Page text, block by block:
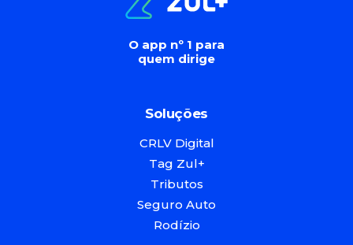
O app nº 1 para
quem dirige
Soluções
CRLV Digital
Tag Zul+
Tributos
Seguro Auto
Rodízio